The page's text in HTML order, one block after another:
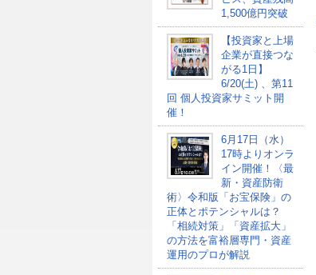
1,500億円突破
【投資家と上場
企業が直接つな
がる1日】
6/20(土) 、第11
回 個人投資家サミット開
催！
6月17日（水）
17時よりオンラ
イン開催！〈最
新・資産防衛
術〉令和版「お宝保険」の
正体とポテンシャルは？
「相続対策」「資産拡大」
の方法を富裕層専門・資産
運用のプロが解説